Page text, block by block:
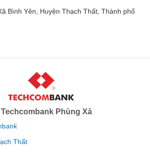
Bình Yên, Huyện Thạch Thất, Thành phố
Techcombank Phùng Xá
Thất